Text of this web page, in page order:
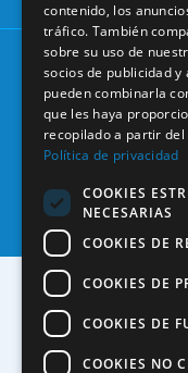
© 2025 – COEM –
Estomatólogos de la I
Aviso legalPolítica de
contenido, los
tráfico. También
sobre su uso de
socios de publicidad y
pueden combinarla
que les haya
recopilado a partir del
Política de privacidad
COOKIES
NECESARIAS
COOKIES DE
COOKIES DE
COOKIES DE
COOKIES NO